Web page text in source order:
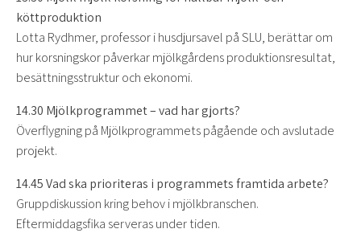
köttproduktion
Lotta Rydhmer, professor i husdjursavel på SLU, berättar om
hur korsningskor påverkar mjölkgårdens produktionsresultat,
besättningsstruktur och ekonomi.
14.30 Mjölkprogrammet – vad har gjorts?
Överflygning på Mjölkprogrammets pågående och avslutade
projekt.
14.45 Vad ska prioriteras i programmets framtida arbete?
Gruppdiskussion kring behov i mjölkbranschen.
Eftermiddagsfika serveras under tiden.